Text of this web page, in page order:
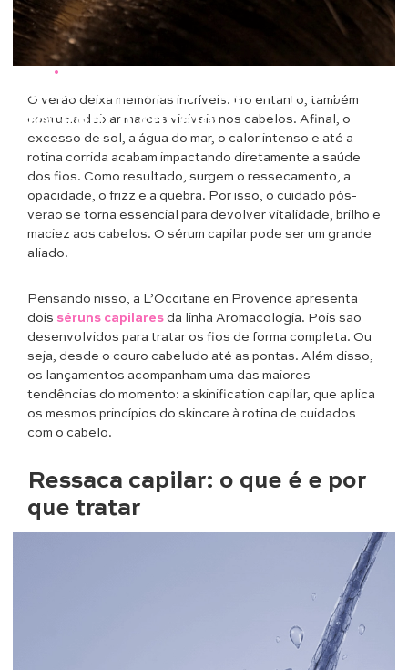
•
Sérum capilar: 2 opções para
proteger o cabelo
O verão deixa memórias incríveis. No entanto, também
costuma deixar marcas visíveis nos cabelos. Afinal, o
excesso de sol, a água do mar, o calor intenso e até a
rotina corrida acabam impactando diretamente a saúde
dos fios. Como resultado, surgem o ressecamento, a
opacidade, o frizz e a quebra. Por isso, o cuidado pós-
verão se torna essencial para devolver vitalidade, brilho e
maciez aos cabelos. O sérum capilar pode ser um grande
aliado.
Pensando nisso, a L’Occitane en Provence apresenta
dois séruns capilares da linha Aromacologia. Pois são
desenvolvidos para tratar os fios de forma completa. Ou
seja, desde o couro cabeludo até as pontas. Além disso,
os lançamentos acompanham uma das maiores
tendências do momento: a skinification capilar, que aplica
os mesmos princípios do skincare à rotina de cuidados
com o cabelo.
Ressaca capilar: o que é e por
que tratar